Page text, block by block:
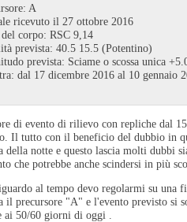
A
ricevuto il 27 ottobre 2016
corpo: RSC 9,14
prevista: 40.5 15.5 (Potentino)
prevista: Sciame o scossa unica
dal 17 dicembre 2016 al 10 gennaio
di evento di rilievo con repliche dal
Il tutto con il beneficio del dubbio in
della notte e questo lascia molti dubbi
che potrebbe anche scindersi in più
al tempo devo regolarmi su una
il precursore "A" e l'evento previsto si
ai 50/60 giorni di oggi .